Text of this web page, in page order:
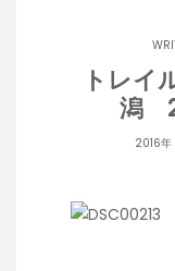
トレイ
潟
2016年